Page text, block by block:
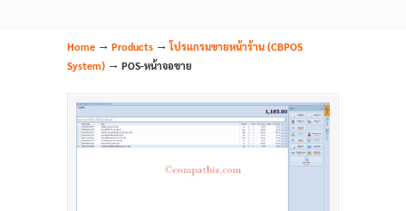
Home → Products →โปรแกรมขายหน้าร้าน (CBPOS
System) → POS-หน้าจอขาย